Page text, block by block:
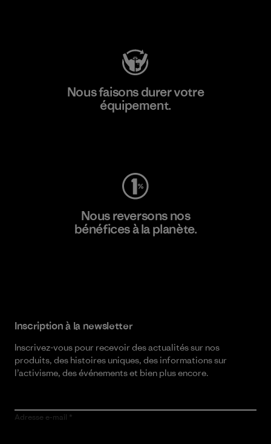
Nous faisons durer votre
équipement.
Nous reversons nos
bénéfices à la planète.
Inscription à la newsletter
Inscrivez-vous pour recevoir des actualités sur nos
produits, des histoires uniques, des informations sur
l’activisme, des événements et bien plus encore.
Adresse e-mail